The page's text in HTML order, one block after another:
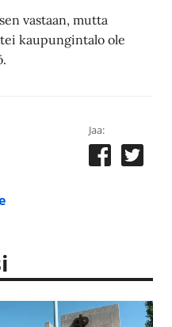
vastaan, mutta
kaupungintalo ole
Jaa: